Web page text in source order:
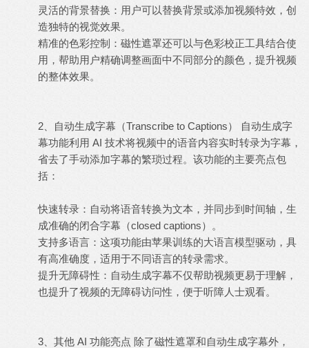
灵活的背景替换：用户可以替换背景或添加视频特效，创
造独特的视觉效果。
精准的色彩控制：磁性遮罩还可以与色彩校正工具结合使
用，帮助用户精确调整画面中不同部分的颜色，提升视频
的整体效果。
2、自动生成字幕（Transcribe to Captions） 自动生成字
幕功能利用 AI 技术将视频中的语音内容实时转录为字幕，
省去了手动添加字幕的繁琐过程。该功能的主要亮点包
括：
快速转录：自动将语音转换为文本，并同步到时间轴，生
成准确的闭合字幕（closed captions）。
支持多语言：这项功能由苹果训练的大语言模型驱动，具
有高准确度，适用于不同语言的转录需求。
提升无障碍性：自动生成字幕不仅帮助视频更易于理解，
也提升了视频的无障碍访问性，便于听障人士观看。
3、其他 AI 功能亮点 除了磁性遮罩和自动生成字幕外，